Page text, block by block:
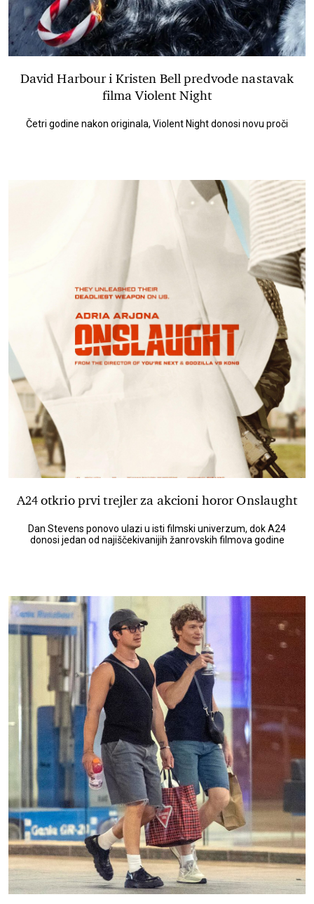
David Harbour i Kristen Bell predvode nastavak
filma Violent Night
Četri godine nakon originala, Violent Night donosi novu proči
A24 otkrio prvi trejler za akcioni horor Onslaught
Dan Stevens ponovo ulazi u isti filmski univerzum, dok A24
donosi jedan od najiščekivanijih žanrovskih filmova godine